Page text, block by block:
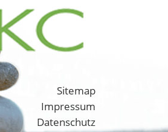
Sitemap
Impressum
Datenschutz